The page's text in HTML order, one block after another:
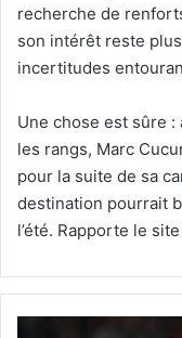
recherche de
son intérêt reste
incertitudes
Une chose est sûre
les rangs, Marc
pour la suite de sa
destination pourrait
l’été. Rapporte le